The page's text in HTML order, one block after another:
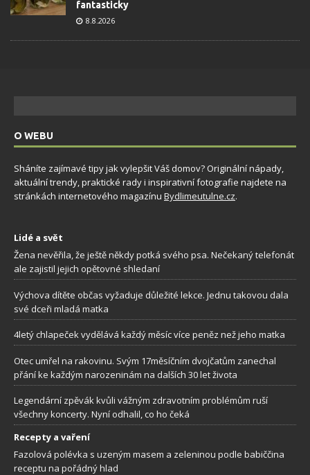
fantasticky
8.8.2026
O WEBU
Sháníte zajímavé tipy jak vylepšit Váš domov? Originální nápady,
aktuální trendy, praktické rady i inspirativní fotografie najdete na
stránkách internetového magazínu Bydlimeutulne.cz.
Lidé a svět
Žena nevěřila, že ještě někdy potká svého psa. Nečekaný telefonát
ale zajistil jejich opětovné shledaní
Výchova dítěte občas vyžaduje důležité lekce. Jednu takovou dala
své dceři mladá matka
4letý chlapeček vydělává každý měsíc více peněz než jeho matka
Otec umřel na rakovinu. Svým 17měsíčním dvojčatům zanechal
přání ke každým narozeninám na dalších 30 let života
Legendární zpěvák kvůli vážným zdravotním problémům ruší
všechny koncerty. Nyní odhalil, co ho čeká
Recepty a vaření
Fazolová polévka s uzeným masem a zeleninou podle babiččina
receptu na pořádný hlad